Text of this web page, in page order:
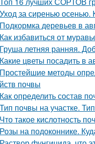
Уход за сиренью осенью.
Подкормка деревьев в
Как избавиться от
Груша летняя ранняя.
Какие цветы посадить в
Простейшие методы
почвы
Как определить состав
Тип почвы на участке.
Что такое кислотность
Розы на подоконнике.